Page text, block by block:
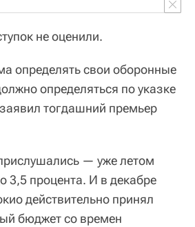
не оценили.
определять свои оборонные
определяться по указке
тогдашний премьер
— уже летом
3,5 процента. И в декабре
действительно принял
бюджет со времен